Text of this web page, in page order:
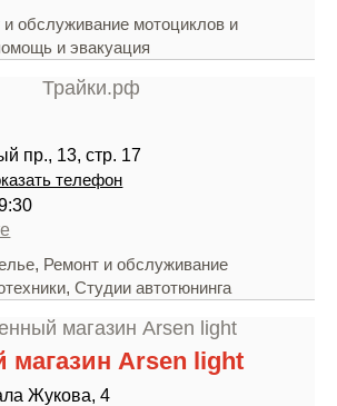
и обслуживание мотоциклов и
и эвакуация
пр., 13, стр. 17
телефон
, Ремонт и обслуживание
,Студии автотюнинга
Arsen light
Жукова, 4